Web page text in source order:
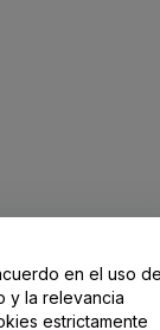
en el uso
y la relevancia
estrictamente